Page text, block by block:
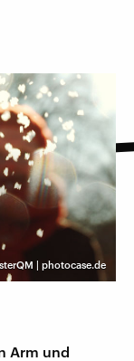
| photocase.de
Arm und